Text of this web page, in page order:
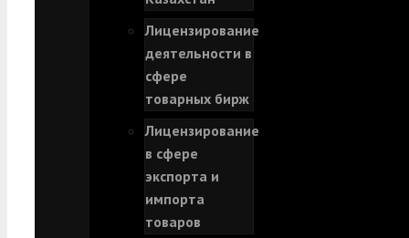
Лицензирование
деятельности в
сфере
товарных бирж
Лицензирование
в сфере
экспорта и
импорта
товаров